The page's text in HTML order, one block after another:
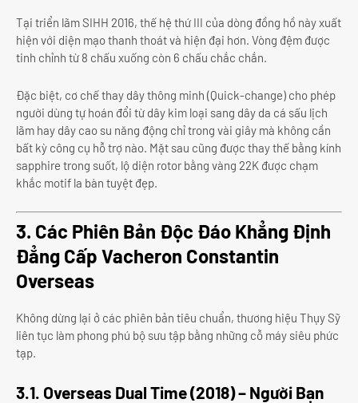
Tại triển lãm SIHH 2016, thế hệ thứ III của dòng đồng hồ này xuất
hiện với diện mạo thanh thoát và hiện đại hơn. Vòng đệm được
tinh chỉnh từ 8 chấu xuống còn 6 chấu chắc chắn.
Đặc biệt, cơ chế thay dây thông minh (Quick-change) cho phép
người dùng tự hoán đổi từ dây kim loại sang dây da cá sấu lịch
lãm hay dây cao su năng động chỉ trong vài giây mà không cần
bất kỳ công cụ hỗ trợ nào. Mặt sau cũng được thay thế bằng kính
sapphire trong suốt, lộ diện rotor bằng vàng 22K được chạm
khắc motif la bàn tuyệt đẹp.
3. Các Phiên Bản Độc Đáo Khẳng Định
Đẳng Cấp Vacheron Constantin
Overseas
Không dừng lại ở các phiên bản tiêu chuẩn, thương hiệu Thụy Sỹ
liên tục làm phong phú bộ sưu tập bằng những cỗ máy siêu phức
tạp.
3.1. Overseas Dual Time (2018) – Người Bạn